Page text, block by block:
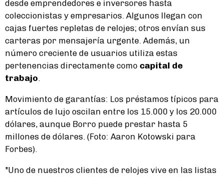
desde emprendedores e inversores hasta
coleccionistas y empresarios. Algunos llegan con
cajas fuertes repletas de relojes; otros envían sus
carteras por mensajería urgente. Además, un
número creciente de usuarios utiliza estas
pertenencias directamente como capital de
trabajo.
Movimiento de garantías: Los préstamos típicos para
artículos de lujo oscilan entre los 15.000 y los 20.000
dólares, aunque Borro puede prestar hasta 5
millones de dólares. (Foto: Aaron Kotowski para
Forbes).
"Uno de nuestros clientes de relojes vive en las listas